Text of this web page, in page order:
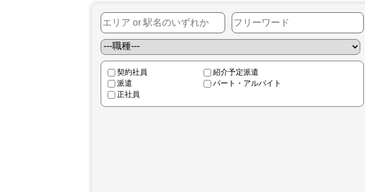
契約社員
紹介予定派遣
派遣
パート・アルバイト
正社員